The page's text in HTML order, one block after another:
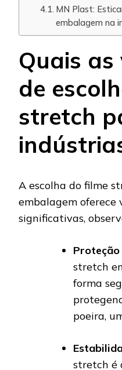
MN Plast:
embalagem na
Quais
de
stretch
A escolha do filme
embalagem oferece
significativas,
stretch
forma
poeira,
stretch é